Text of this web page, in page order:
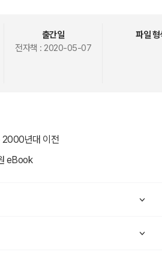
출간일
전자책 : 2020-05-07
파일 형
2000년대 이전
eBook